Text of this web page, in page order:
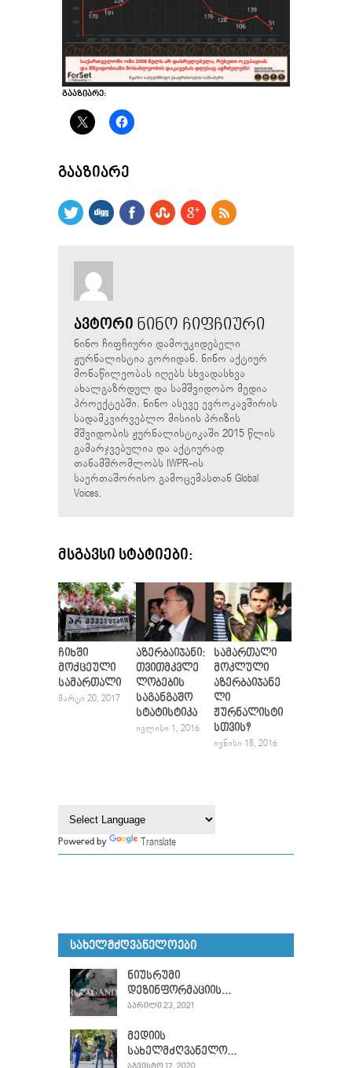
ᲒᲐᲐᲖᲘᲐᲠᲔ:
ᲒᲐᲐᲖᲘᲐᲠᲔ
ᲐᲕᲢᲝᲠᲘ ᲜᲘᲜᲝ ᲩᲘᲤᲩᲘᲣᲠᲘ
ნინო ჩიფჩიური დამოუკიდებელი
ჟურნალისტია გორიდან. ნინო აქტიურ
მონაწილეობას იღებს სხვადასხვა
ახალგაზრდულ და სამშვიდობო მედია
პროექტებში. ნინო ასევე ევროკავშირის
სადამკვირვებლო მისიის პრიზის
მშვიდობის ჟურნალისტიკაში 2015 წლის
გამარჯვებულია და აქტიურად
თანამშრომლობს IWPR-ის
საერთაშორისო გამოცემასთან Global
Voices.
ᲛᲡᲒᲐᲕᲡᲘ ᲡᲢᲐᲢᲘᲔᲑᲘ:
ჩიხში
მოქცეული
სამართალი
ᲛᲐᲠᲢᲘ 20, 2017
აზერბაიჯანი:
თვითმკვლე
ლობების
საგანგაშო
სტატისტიკა
ᲘᲕᲚᲘᲡᲘ 1, 2016
სამართალი
მოკლული
აზერბაიჯანე
ლი
ჟურნალისტი
სთვის?
ᲘᲕᲜᲘᲡᲘ 18, 2016
Powered by Translate
ᲡᲐᲮᲔᲚᲛᲫᲦᲕᲐᲜᲔᲚᲝᲔᲑᲘ
ნიუსრუმი
დეზინფორმაციის...
ᲐᲞᲠᲘᲚᲘ 23, 2021
მედიის
სახელმძღვანელო...